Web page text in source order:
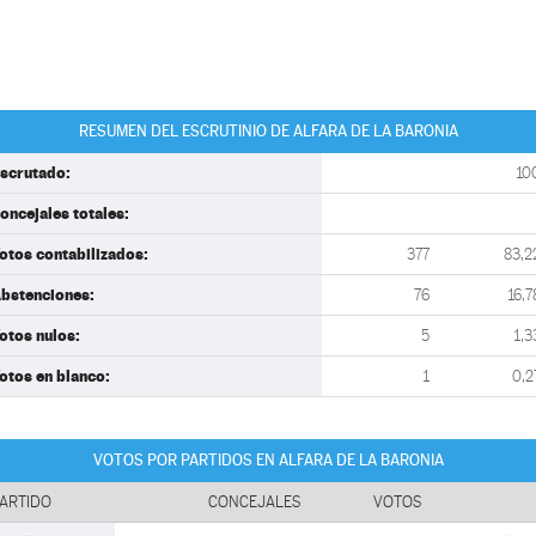
RESUMEN DEL ESCRUTINIO DE ALFARA DE LA BARONIA
totales:
contabilizados: 377
76
nulos: 5
en blanco: 1
VOTOS POR PARTIDOS EN ALFARA DE LA BARONIA
CONCEJALES VOTOS